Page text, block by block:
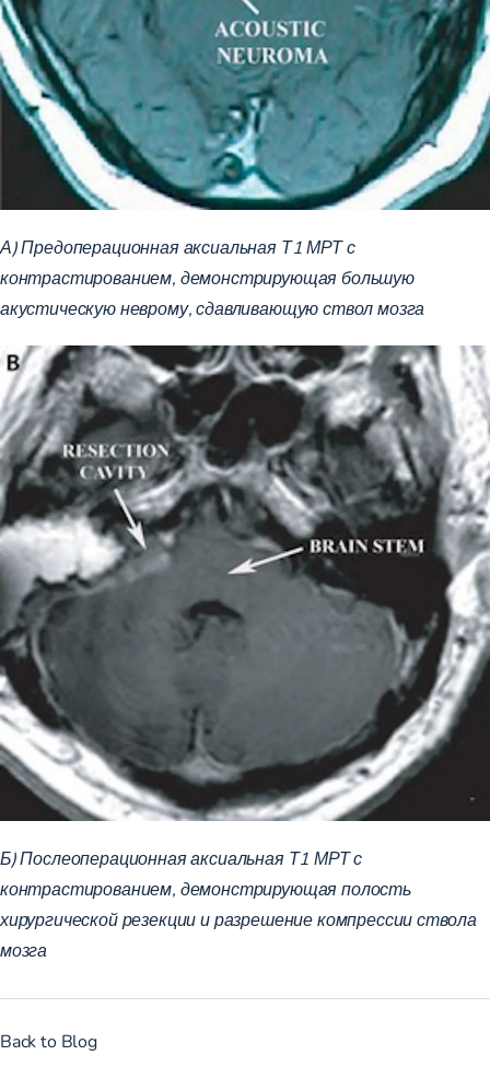
А) Предоперационная аксиальная Т1 МРТ с
контрастированием, демонстрирующая большую
акустическую неврому, сдавливающую ствол мозга
Б) Послеоперационная аксиальная Т1 МРТ с
контрастированием, демонстрирующая полость
хирургической резекции и разрешение компрессии ствола
мозга
Back to Blog